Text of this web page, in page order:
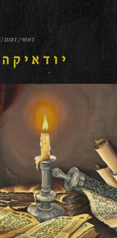
ראשי/ דומם/
יודאיקה Judaica